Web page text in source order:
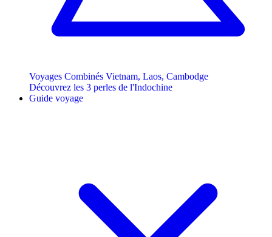
Voyages Combinés Vietnam, Laos, Cambodge
Découvrez les 3 perles de l'Indochine
Guide voyage